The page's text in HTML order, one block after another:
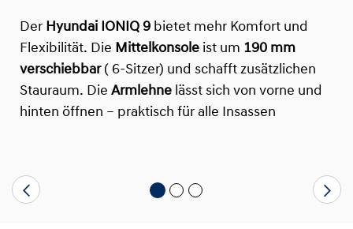
Der Hyundai IONIQ 9 bietet mehr Komfort und
Flexibilität. Die Mittelkonsole ist um 190 mm
verschiebbar( 6-Sitzer) und schafft zusätzlichen
Stauraum. Die Armlehne lässt sich von vorne und
hinten öffnen – praktisch für alle Insassen